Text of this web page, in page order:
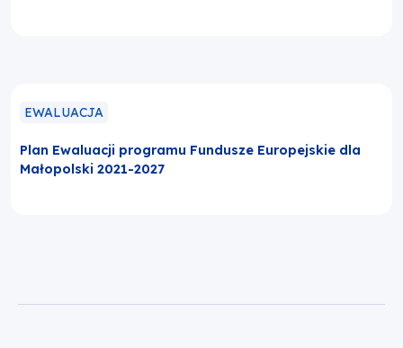
EWALUACJA
Plan Ewaluacji programu Fundusze Europejskie dla
Małopolski 2021-2027